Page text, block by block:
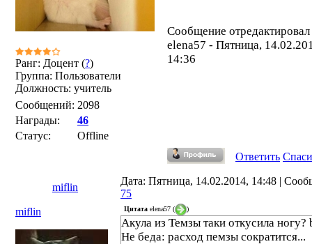
Ранг: Доцент (?)
Группа: Пользователи
Должность: учитель
Сообщений: 2098
Награды:
46
Статус:
Offline
Сообщение отредактировал
elena57 - Пятница,
14:36
Ответить
miflin
Дата: Пятница, 14.02.2014, 14:48 |
75
miflin
Цитата elena57 ( )
Акула из Темзы таки откусила
Не беда: расход пемзы сократится...